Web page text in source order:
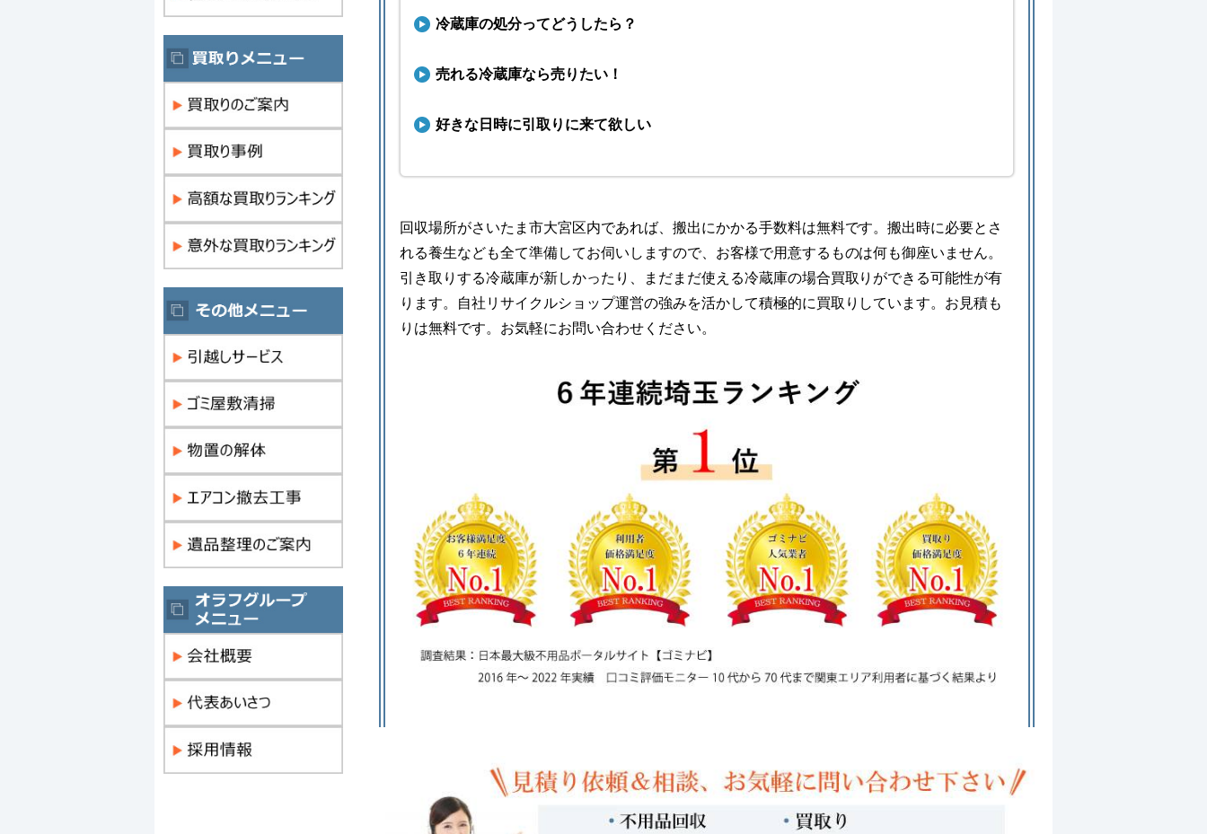
冷蔵庫の処分ってどうしたら？
売れる冷蔵庫なら売りたい！
好きな日時に引取りに来て欲しい
回収場所がさいたま市大宮区内であれば、搬出にかかる手数料は無料です。搬出時に必要とさ
れる養生なども全て準備してお伺いしますので、お客様で用意するものは何も御座いません。
引き取りする冷蔵庫が新しかったり、まだまだ使える冷蔵庫の場合買取りができる可能性が有
ります。自社リサイクルショップ運営の強みを活かして積極的に買取りしています。お見積も
りは無料です。お気軽にお問い合わせください。